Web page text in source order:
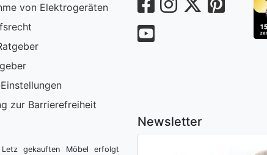
von Elektrogeräten
zur Barrierefreiheit
gekauften Möbel erfolgt
Newsletter